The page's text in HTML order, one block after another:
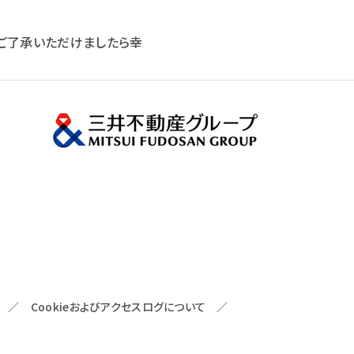
承いただけましたら幸
／ Cookieおよびアクセスログについて ／